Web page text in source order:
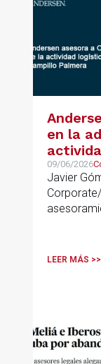
en la
09/06/2026
Javier
LEER MÁS >>